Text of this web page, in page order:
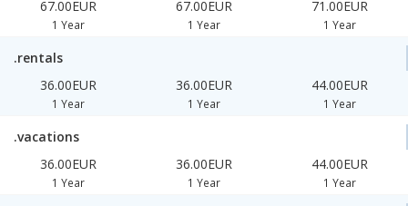
67.00EUR
1 Year
67.00EUR
1 Year
71.00EUR
1 Year
.rentals
36.00EUR
1 Year
36.00EUR
1 Year
44.00EUR
1 Year
.vacations
36.00EUR
1 Year
36.00EUR
1 Year
44.00EUR
1 Year